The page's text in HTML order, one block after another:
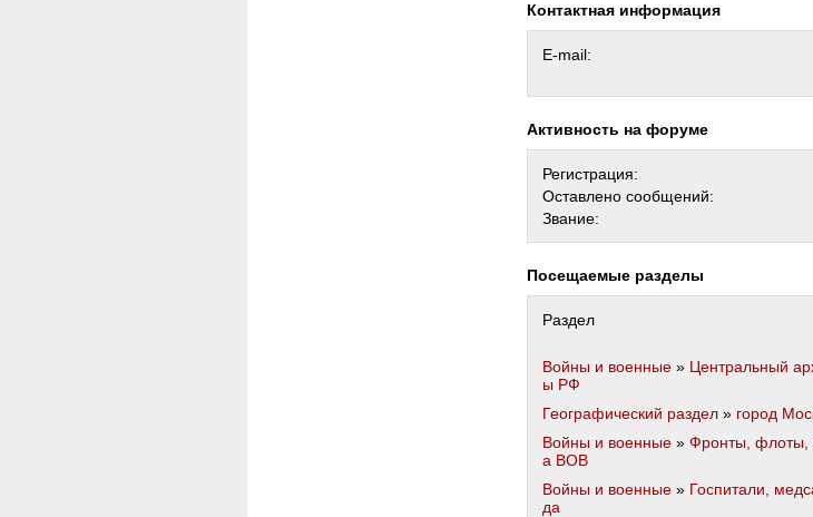
Контактная информация
E-mail:
Активность на форуме
Регистрация:
Оставлено сообщений:
Звание:
Посещаемые разделы
Раздел
Войны и военные » Центральный
ы РФ
Географический раздел » город
Войны и военные » Фронты, флоты,
а ВОВ
Войны и военные » Госпитали,
да